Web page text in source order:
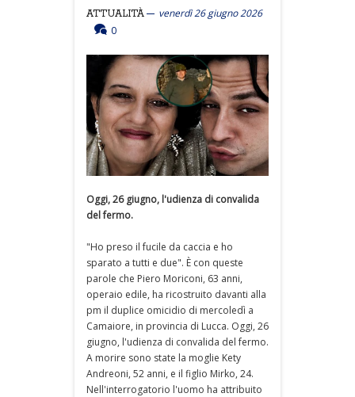
ATTUALITÀ
venerdì 26 giugno 2026
0
Oggi, 26 giugno, l'udienza di convalida
del fermo.
"Ho preso il fucile da caccia e ho
sparato a tutti e due". È con queste
parole che Piero Moriconi, 63 anni,
operaio edile, ha ricostruito davanti alla
pm il duplice omicidio di mercoledì a
Camaiore, in provincia di Lucca. Oggi, 26
giugno, l'udienza di convalida del fermo.
A morire sono state la moglie Kety
Andreoni, 52 anni, e il figlio Mirko, 24.
Nell'interrogatorio l'uomo ha attribuito